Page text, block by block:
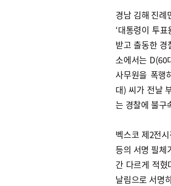
경남 김해 진례
‘대통령이 투
받고 출동한 경
소에서는 D(60
사무원을 폭행
대) 씨가 전날
는 경찰에 불구
벡스코 제2전
등의 서명 필체
간 다르게 적
날림으로 서명